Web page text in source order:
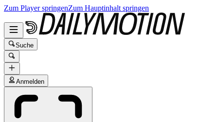
Zum Player springenZum Hauptinhalt springen
Suche
Anmelden